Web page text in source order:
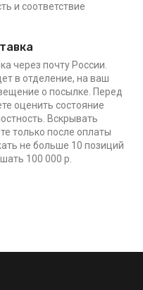
и соответствие
через почту России.
в отделение, на ваш
о посылке. Перед
оценить состояние
Вскрывать
только после оплаты
не больше 10 позиций
100 000 р.